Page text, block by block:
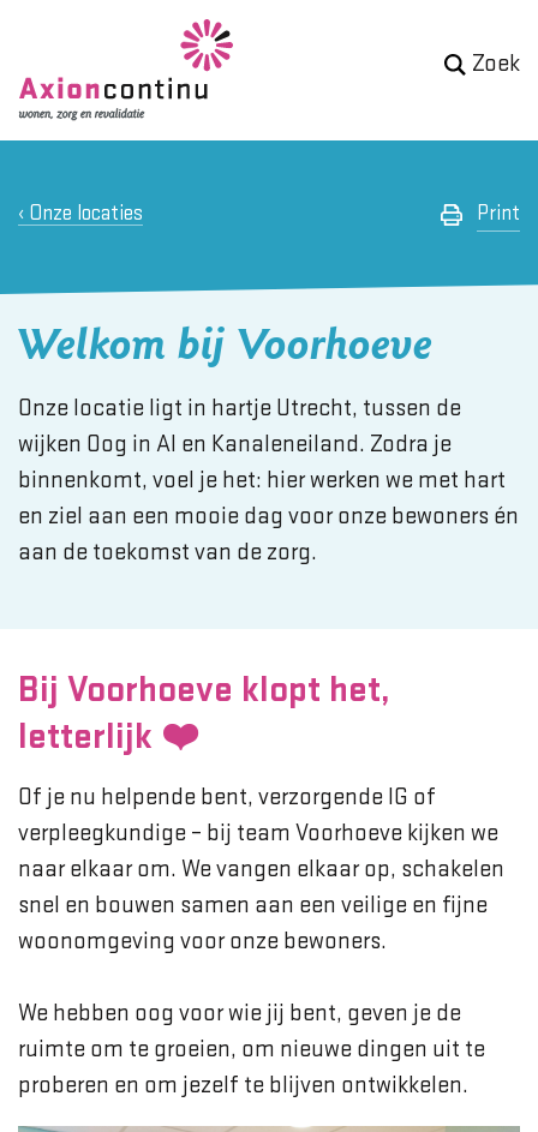
Zoek
Onze locaties Print
Welkom bij Voorhoeve
Onze locatie ligt in hartje Utrecht, tussen de
wijken Oog in Al en Kanaleneiland. Zodra je
binnenkomt, voel je het: hier werken we met hart
en ziel aan een mooie dag voor onze bewoners én
aan de toekomst van de zorg.
Bij Voorhoeve klopt het,
letterlijk ❤️
Of je nu helpende bent, verzorgende IG of
verpleegkundige – bij team Voorhoeve kijken we
naar elkaar om. We vangen elkaar op, schakelen
snel en bouwen samen aan een veilige en fijne
woonomgeving voor onze bewoners.
We hebben oog voor wie jij bent, geven je de
ruimte om te groeien, om nieuwe dingen uit te
proberen en om jezelf te blijven ontwikkelen.